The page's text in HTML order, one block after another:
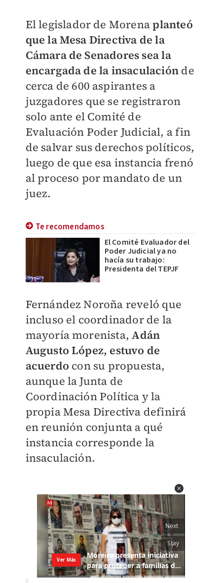
El legislador de Morenaplanteó
que la Mesa Directiva de la
Cámara de Senadores sea la
encargada de la insaculación de
cerca de 600 aspirantes a
juzgadores que se registraron
solo ante el Comité de
Evaluación Poder Judicial, a fin
de salvar sus derechos políticos,
luego de que esa instancia frenó
al proceso por mandato de un
juez.
Te recomendamos
El Comité Evaluador del
Poder Judicial ya no
hacía su trabajo:
Presidenta del TEPJF
Fernández Noroña reveló que
incluso el coordinador de la
mayoría morenista,Adán
Augusto López, estuvo de
acuerdo con su propuesta,
aunque la Junta de
Coordinación Política y la
propia Mesa Directiva definirá
en reunión conjunta a qué
instancia corresponde la
insaculación.